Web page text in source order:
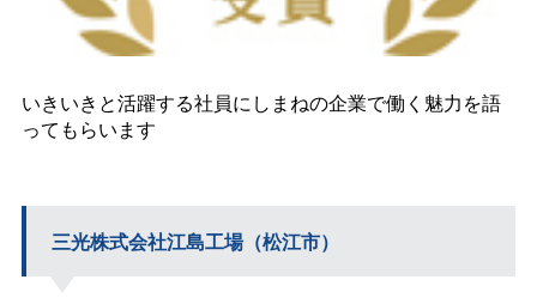
いきいきと活躍する社員にしまねの企業で働く魅力を語
ってもらいます
三光株式会社江島工場（松江市）